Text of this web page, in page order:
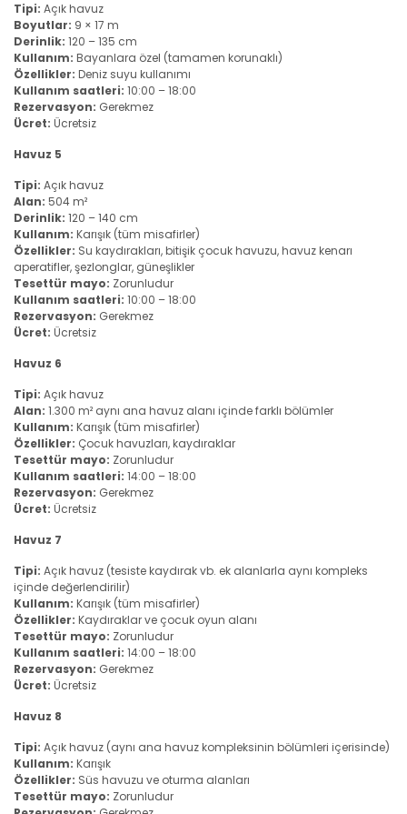
Tipi: Açık havuz
Boyutlar: 9 × 17 m
Derinlik: 120 – 135 cm
Kullanım: Bayanlara özel (tamamen korunaklı)
Özellikler: Deniz suyu kullanımı
Kullanım saatleri: 10:00 – 18:00
Rezervasyon: Gerekmez
Ücret: Ücretsiz
Havuz 5
Tipi: Açık havuz
Alan: 504 m²
Derinlik: 120 – 140 cm
Kullanım: Karışık (tüm misafirler)
Özellikler: Su kaydırakları, bitişik çocuk havuzu, havuz kenarı
aperatifler, şezlonglar, güneşlikler
Tesettür mayo: Zorunludur
Kullanım saatleri: 10:00 – 18:00
Rezervasyon: Gerekmez
Ücret: Ücretsiz
Havuz 6
Tipi: Açık havuz
Alan: 1.300 m² aynı ana havuz alanı içinde farklı bölümler
Kullanım: Karışık (tüm misafirler)
Özellikler: Çocuk havuzları, kaydıraklar
Tesettür mayo: Zorunludur
Kullanım saatleri: 14:00 – 18:00
Rezervasyon: Gerekmez
Ücret: Ücretsiz
Havuz 7
Tipi: Açık havuz (tesiste kaydırak vb. ek alanlarla aynı kompleks
içinde değerlendirilir)
Kullanım: Karışık (tüm misafirler)
Özellikler: Kaydıraklar ve çocuk oyun alanı
Tesettür mayo: Zorunludur
Kullanım saatleri: 14:00 – 18:00
Rezervasyon: Gerekmez
Ücret: Ücretsiz
Havuz 8
Tipi: Açık havuz (aynı ana havuz kompleksinin bölümleri içerisinde)
Kullanım: Karışık
Özellikler: Süs havuzu ve oturma alanları
Tesettür mayo: Zorunludur